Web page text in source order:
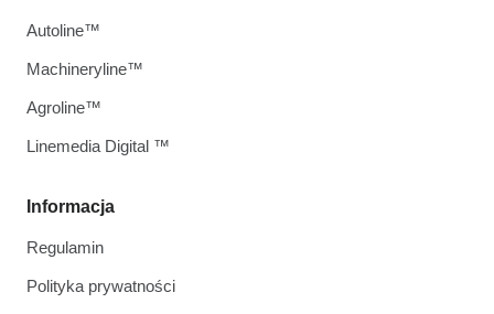
Informacja
Regulamin
Polityka prywatności
Autoline™
Machineryline™
Agroline™
Linemedia Digital ™